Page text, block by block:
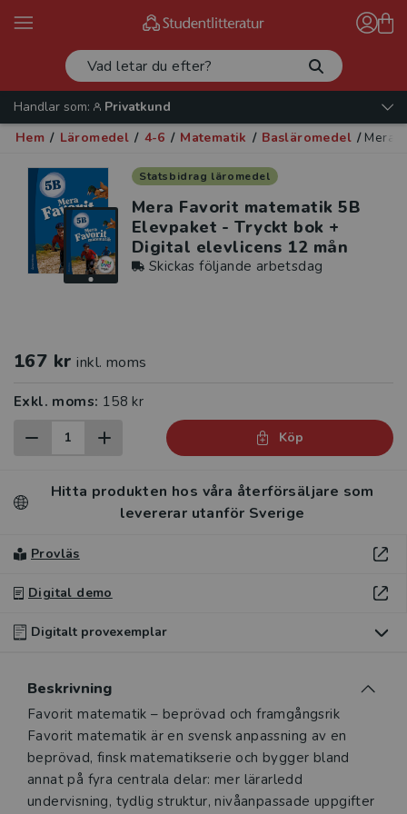
Handlar som:
Privatkund
Hem / Läromedel / 4-6 / Matematik / Basläromedel / Mera
Statsbidrag läromedel
Mera Favorit matematik 5B
Elevpaket - Tryckt bok +
Digital elevlicens 12 mån
Skickas följande arbetsdag
167 kr inkl. moms
Exkl. moms: 158 kr
Köp
Hitta produkten hos våra återförsäljare som
levererar utanför Sverige
Provläs
Digital demo
Digitalt provexemplar
digitalt provexemplar av den här produkten.
Ett digitalt provexemplar ger dig tillgång till det digitala
läromedlet där den digitala boken ingår under tre
månader. Observera att erbjudandet endast gäller
relevanta produkter för din undervisning (nivå och ämne)
Beskrivning
Beskrivning
Favorit matematik – beprövad och framgångsrik
Favorit matematik är en svensk anpassning av en
beprövad, finsk matematikserie och bygger bland
annat på fyra centrala delar: mer lärarledd
undervisning, tydlig struktur, nivåanpassade uppgifter